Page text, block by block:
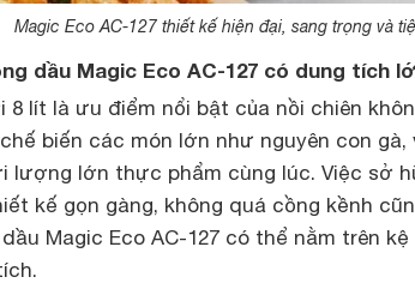
Magic Eco AC-127 thiết kế hiện đại, sang trọng và
dầu Magic Eco AC-127 có dung tích
8 lít là ưu điểm nổi bật của nồi chiên
biến các món lớn như nguyên con
lượng lớn thực phẩm cùng lúc. Việc sở
kế gọn gàng, không quá cồng kềnh
Magic Eco AC-127 có thể nằm trên kệ